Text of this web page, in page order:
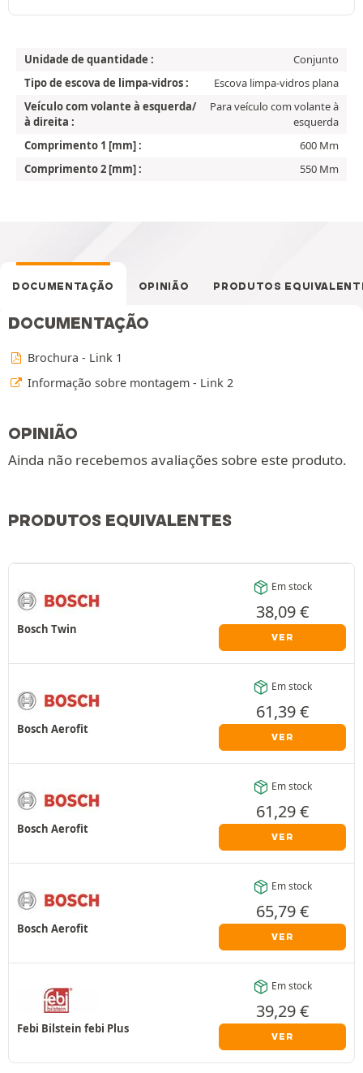
Unidade de quantidade :
Conjunto
Tipo de escova de limpa-vidros :
Escova limpa-vidros plana
Veículo com volante à esquerda/
à direita :
Para veículo com volante à
esquerda
Comprimento 1 [mm] :
600 Mm
Comprimento 2 [mm] :
550 Mm
DOCUMENTAÇÃO OPINIÃO PRODUTOS
DOCUMENTAÇÃO
Brochura - Link 1
Informação sobre montagem - Link 2
OPINIÃO
Ainda não recebemos avaliações sobre este produto.
PRODUTOS EQUIVALENTES
Bosch Twin
Em stock
38,09€
VER
Bosch Aerofit
Em stock
61,39€
VER
Bosch Aerofit
Em stock
61,29€
VER
Bosch Aerofit
Em stock
65,79€
VER
Febi Bilstein febi Plus
Em stock
39,29€
VER